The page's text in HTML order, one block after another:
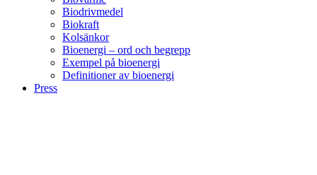
Biodrivmedel
Biokraft
Kolsänkor
Bioenergi – ord och begrepp
Exempel på bioenergi
Definitioner av bioenergi
Press